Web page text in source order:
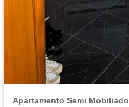
Apartamento Semi Mobiliado